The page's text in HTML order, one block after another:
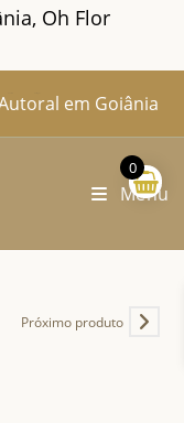
Oh Flor
em Goiânia
Menu
Próximo produto
0